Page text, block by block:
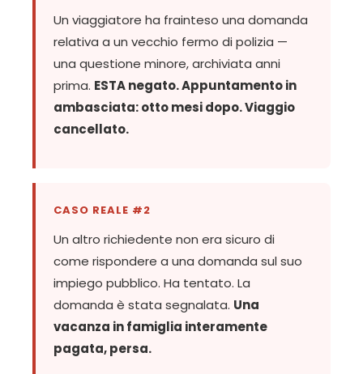
Un viaggiatore ha frainteso una domanda
relativa a un vecchio fermo di polizia —
una questione minore, archiviata anni
prima. ESTA negato. Appuntamento in
ambasciata: otto mesi dopo. Viaggio
cancellato.
CASO REALE #2
Un altro richiedente non era sicuro di
come rispondere a una domanda sul suo
impiego pubblico. Ha tentato. La
domanda è stata segnalata. Una
vacanza in famiglia interamente
pagata, persa.